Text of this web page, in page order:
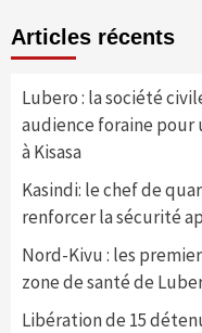
Articles récents
Lubero : la société
audience foraine pour
à Kisasa
Kasindi: le chef de
renforcer la sécurité
Nord-Kivu : les
zone de santé de
Libération de 15